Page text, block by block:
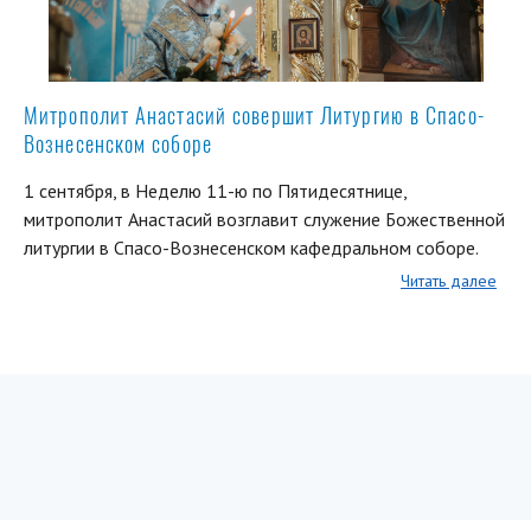
Митрополит Анастасий совершит Литургию в Спасо-
Вознесенском соборе
1 сентября, в Неделю 11-ю по Пятидесятнице,
митрополит Анастасий возглавит служение Божественной
литургии в Спасо-Вознесенском кафедральном соборе.
Читать далее